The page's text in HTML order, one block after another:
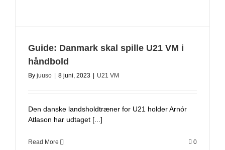
Guide: Danmark skal spille U21 VM i
håndbold
By juuso 8 juni, 2023 U21 VM
Den danske landsholdtræner for U21 holder Arnór
Atlason har udtaget [...]
Read More 0